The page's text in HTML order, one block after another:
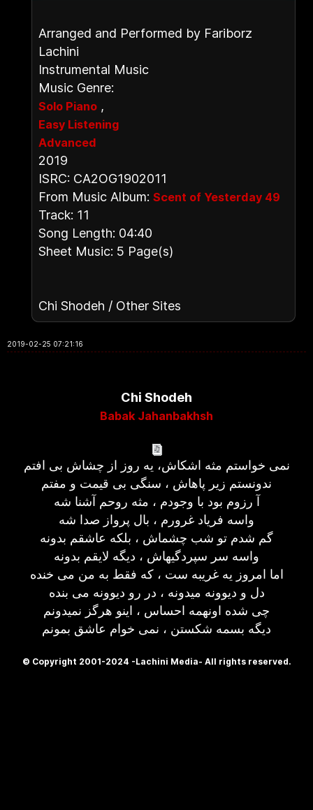
Arranged and Performed by Fariborz
Lachini
Instrumental Music
Music Genre:
Solo Piano ,
Easy Listening
Advanced
2019
ISRC: CA2OG1902011
From Music Album: Scent of Yesterday 49
Track: 11
Song Length: 04:40
Sheet Music: 5 Page(s)
Chi Shodeh / Other Sites
2019-02-25 07:21:16
Chi Shodeh
Babak Jahanbakhsh
نمی خواستم مثه اشکاش، یه روز از چشاش بی افتم
ندونستم زیر پاهاش ، سنگی بی قیمت و مفتم
آ رزوم بود با وجودم ، مثه روحم آشنا شه
واسه فریاد غرورم ، بال پرواز صدا شه
گم شدم تو شب چشماش ، بلکه عاشقم بدونه
واسه سر سپردگیهاش ، دیگه لایقم بدونه
اما امروز یه غریبه ست ، که فقط به من می خنده
دل و دیوونه میدونه ، در رو دیوونه می بنده
چی شده اونهمه احساس ، اینو هرگز نمیدونم
دیگه بسمه شکستن ، نمی خوام عاشق بمونم
© Copyright 2001-2024 -Lachini Media- All rights reserved.